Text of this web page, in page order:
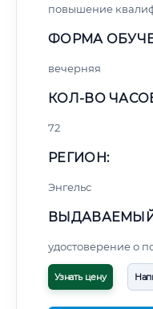
повышение
ФОРМА
вечерняя
КОЛ-ВО
72
РЕГИОН:
Энгельс
удостоверение о
Узнать цену